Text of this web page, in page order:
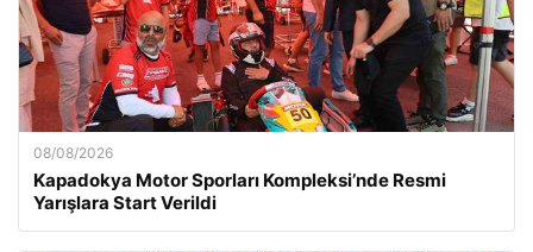
08/08/2026
Kapadokya Motor Sporları Kompleksi’nde Resmi
Yarışlara Start Verildi